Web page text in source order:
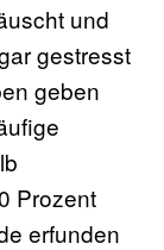
und
gestresst
geben
Prozent
erfunden